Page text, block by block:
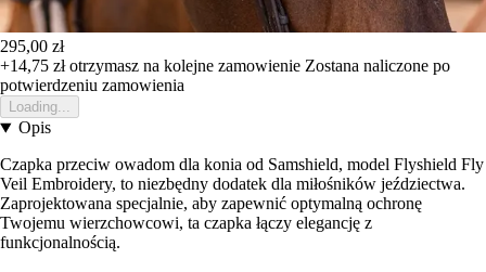
295,00 zł
+14,75 złotrzymasz na kolejne zamowienie Zostana naliczone po
potwierdzeniu zamowienia
Loading...
Opis
Czapka przeciw owadom dla konia od Samshield, model Flyshield Fly
Veil Embroidery, to niezbędny dodatek dla miłośników jeździectwa.
Zaprojektowana specjalnie, aby zapewnić optymalną ochronę
Twojemu wierzchowcowi, ta czapka łączy elegancję z
funkcjonalnością.